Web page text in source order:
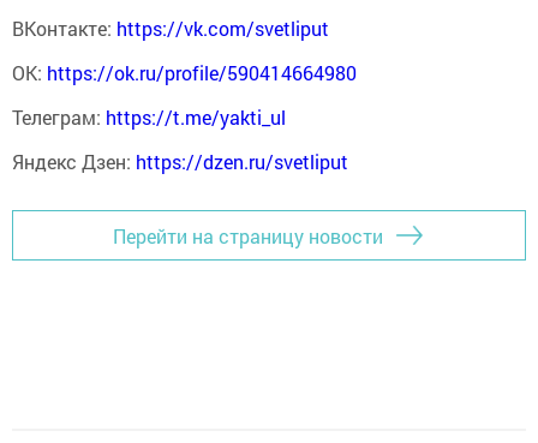
ВКонтакте: https://vk.com/svetliput
ОК: https://ok.ru/profile/590414664980
Телеграм: https://t.me/yakti_ul
Яндекс Дзен: https://dzen.ru/svetliput
Перейти на страницу новости